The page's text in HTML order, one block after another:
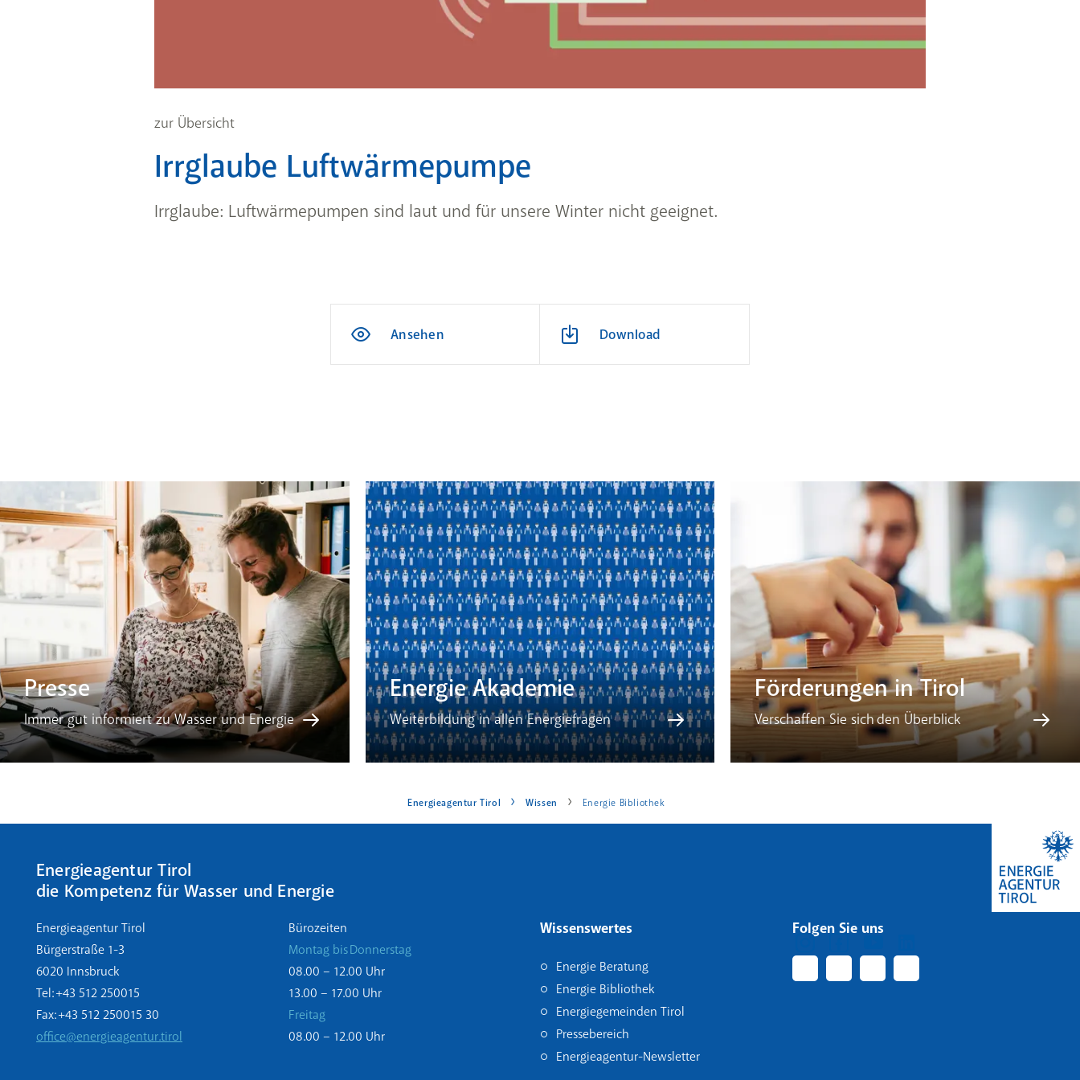
zur Übersicht
Irrglaube Luftwärmepumpe
Irrglaube: Luftwärmepumpen sind laut und für unsere Winter nicht geeignet.
Ansehen Download
Presse
Immer gut informiert zu Wasser und Energie
Energie Akademie
Weiterbildung in allen Energiefragen
Förderungen in Tirol
Verschaffen Sie sich den Überblick
Energieagentur Tirol Wissen Energie Bibliothek
Energieagentur Tirol
die Kompetenz für Wasser und Energie
Energieagentur Tirol
Bürgerstraße 1-3
6020 Innsbruck
Tel: +43 512 250015
Fax: +43 512 250015 30
office@energieagentur.tirol
Bürozeiten
Montag bis Donnerstag
08.00 – 12.00 Uhr
13.00 – 17.00 Uhr
Freitag
08.00 – 12.00 Uhr
Wissenswertes
Energie Beratung
Energie Bibliothek
Energiegemeinden Tirol
Pressebereich
Energieagentur-Newsletter
Folgen Sie uns